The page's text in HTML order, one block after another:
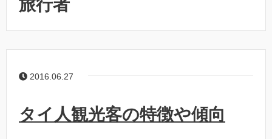
旅行者
2016.06.27
タイ人観光客の特徴や傾向